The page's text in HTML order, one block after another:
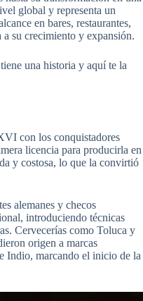
global y representa un
en bares, restaurantes,
su crecimiento y expansión.
una historia y aquí te la
con los conquistadores
licencia para producirla en
y costosa, lo que la convirtió
alemanes y checos
introduciendo técnicas
Cervecerías como Toluca y
origen a marcas
Indio, marcando el inicio de la